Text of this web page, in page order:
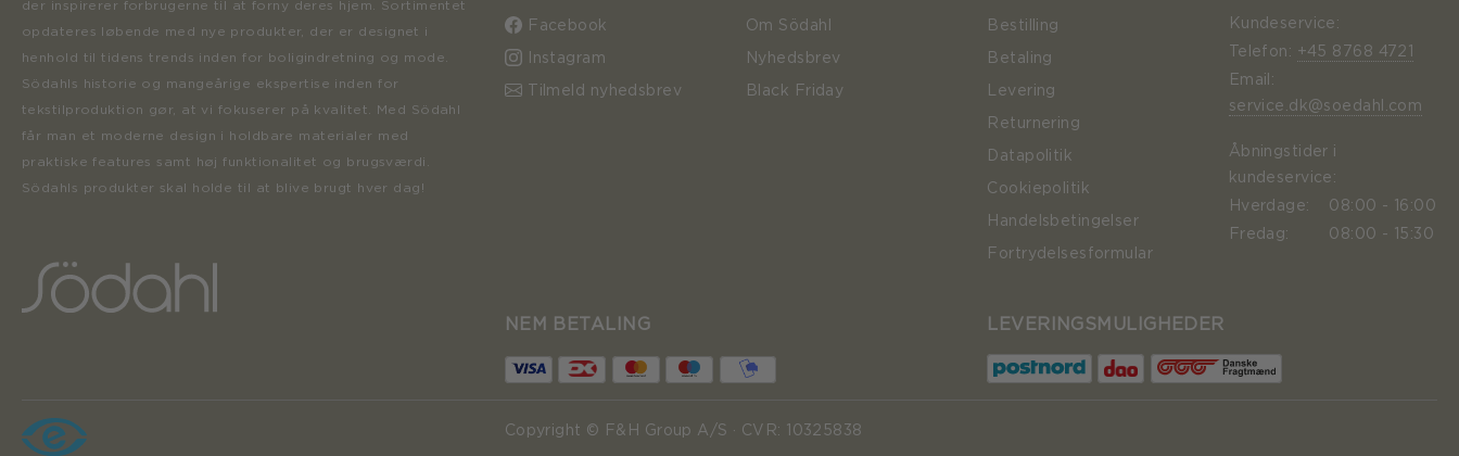
der inspirerer forbrugerne til at forny deres hjem. Sortimentet
opdateres løbende med nye produkter, der er designet i
henhold til tidens trends inden for boligindretning og mode.
Södahls historie og mangeårige ekspertise inden for
tekstilproduktion gør, at vi fokuserer på kvalitet. Med Södahl
får man et moderne design i holdbare materialer med
praktiske features samt høj funktionalitet og brugsværdi.
Södahls produkter skal holde til at blive brugt hver dag!
Facebook
Instagram
Tilmeld nyhedsbrev
Om Södahl
Nyhedsbrev
Black Friday
Bestilling
Betaling
Levering
Returnering
Datapolitik
Cookiepolitik
Handelsbetingelser
Fortrydelsesformular
Kundeservice:
Telefon: +45 8768 4721
Email:
service.dk@soedahl.com
Åbningstider i
kundeservice:
Hverdage: 08:00 - 16:00
Fredag: 08:00 - 15:30
NEM BETALING LEVERINGSMULIGHEDER
Copyright © F&H Group A/S · CVR: 10325838